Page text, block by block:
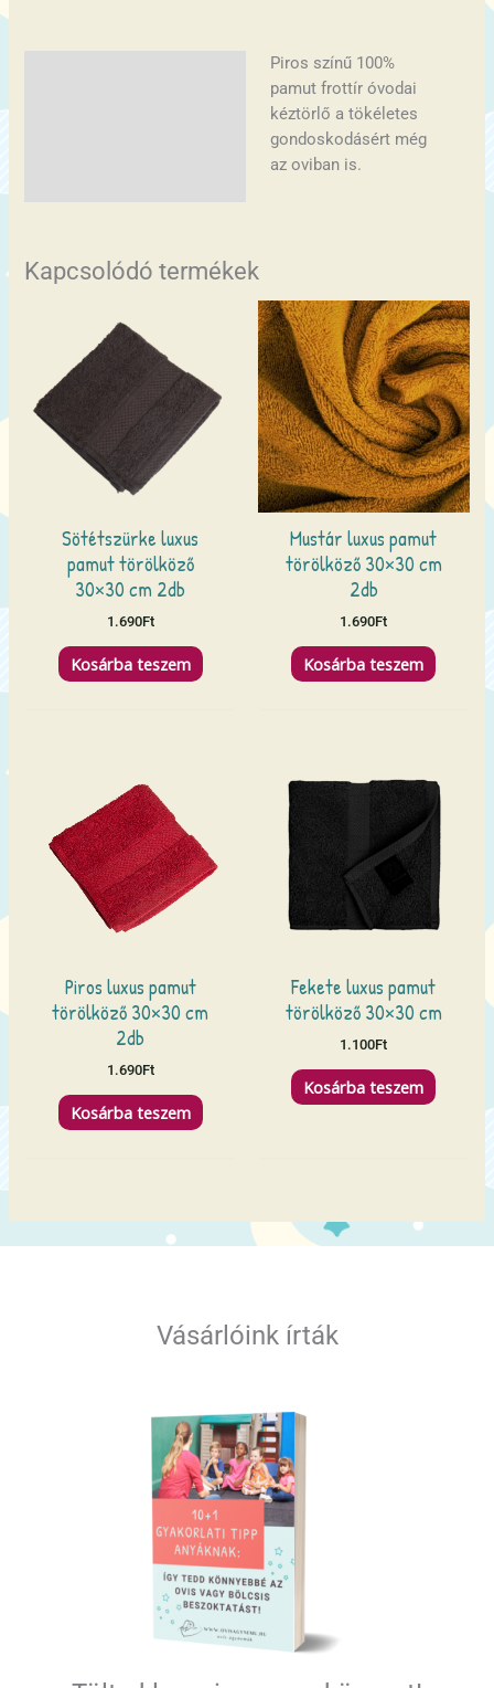
Piros színű 100%
pamut frottír óvodai
kéztörlő a tökéletes
gondoskodásért még
az oviban is.
Kapcsolódó termékek
Sötétszürke luxus
pamut törölköző
30×30 cm 2db
1.690Ft
Kosárba teszem
Mustár luxus pamut
törölköző 30×30 cm
2db
1.690Ft
Kosárba teszem
Piros luxus pamut
törölköző 30×30 cm
2db
1.690Ft
Kosárba teszem
Fekete luxus pamut
törölköző 30×30 cm
1.100Ft
Kosárba teszem
Vásárlóink írták